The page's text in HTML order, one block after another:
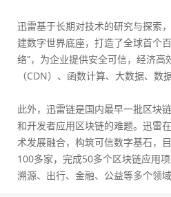
迅雷基于长期对技术的研究与探索
建数字世界底座，打造了全球首个
络”，为企业提供安全可信，经济高
（CDN）、函数计算、大数据、数
此外，迅雷链是国内最早一批区块
和开发者应用区块链的难题。迅雷
术发展融合，构筑可信数字基石，
100多家，完成50多个区块链应用
溯源、出行、金融、公益等多个领域